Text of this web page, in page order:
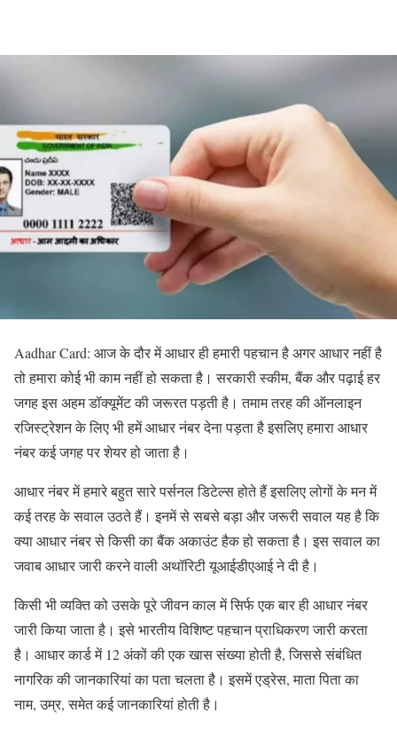
Aadhar Card: आज के दौर में आधार ही हमारी पहचान है अगर आधार नहीं है
तो हमारा कोई भी काम नहीं हो सकता है। सरकारी स्कीम, बैंक और पढ़ाई हर
जगह इस अहम डॉक्यूमेंट की जरूरत पड़ती है। तमाम तरह की ऑनलाइन
रजिस्ट्रेशन के लिए भी हमें आधार नंबर देना पड़ता है इसलिए हमारा आधार
नंबर कई जगह पर शेयर हो जाता है।
आधार नंबर में हमारे बहुत सारे पर्सनल डिटेल्स होते हैं इसलिए लोगों के मन में
कई तरह के सवाल उठते हैं। इनमें से सबसे बड़ा और जरूरी सवाल यह है कि
क्या आधार नंबर से किसी का बैंक अकाउंट हैक हो सकता है। इस सवाल का
जवाब आधार जारी करने वाली अथॉरिटी यूआईडीएआई ने दी है।
किसी भी व्यक्ति को उसके पूरे जीवन काल में सिर्फ एक बार ही आधार नंबर
जारी किया जाता है। इसे भारतीय विशिष्ट पहचान प्राधिकरण जारी करता
है। आधार कार्ड में 12 अंकों की एक खास संख्या होती है, जिससे संबंधित
नागरिक की जानकारियां का पता चलता है। इसमें एड्रेस, माता पिता का
नाम, उम्र, समेत कई जानकारियां होती है।